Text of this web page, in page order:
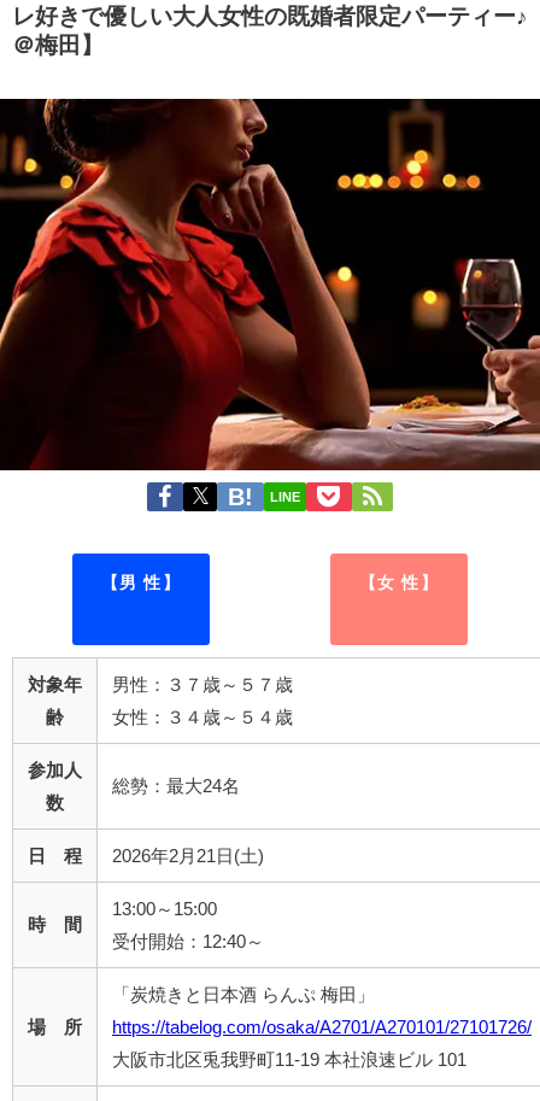
レ好きで優しい大人女性の既婚者限定パーティー♪
＠梅田】
LINE
【男 性】 【女 性】
対象年
齢
男性：３７歳～５７歳
女性：３４歳～５４歳
参加人
数
総勢：最大24名
日 程 2026年2月21日(土)
時 間
13:00～15:00
受付開始：12:40～
場 所
「炭焼きと日本酒 らんぷ 梅田」
https://tabelog.com/osaka/A2701/A270101/27101726/
大阪市北区兎我野町11-19 本社浪速ビル 101